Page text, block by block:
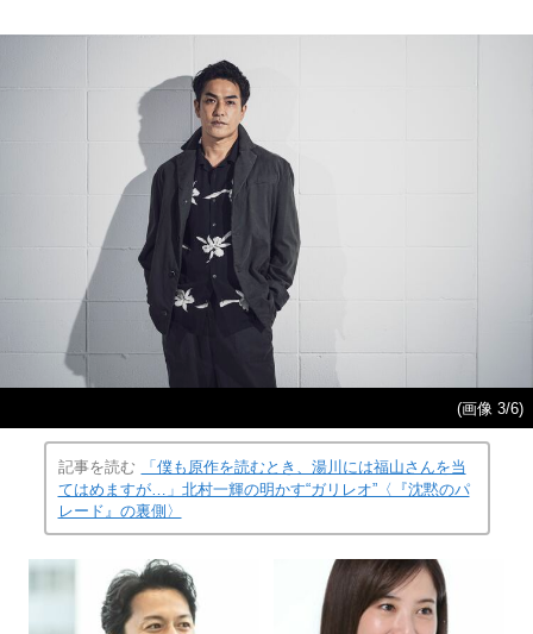
(画像 3/6)
記事を読む
「僕も原作を読むとき、湯川には福山さんを当
てはめますが…」北村一輝の明かす“ガリレオ”〈『沈黙のパ
レード』の裏側〉